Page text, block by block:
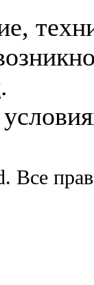
.
Все